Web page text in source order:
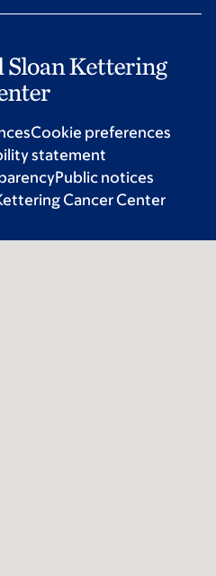
Cookie preferences
statement
Public notices
Cancer Center